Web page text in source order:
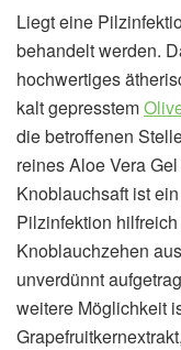
Liegt eine
behandelt werden.
hochwertiges
kalt gepresstem
die betroffenen
reines Aloe Vera
Knoblauchsaft ist
Pilzinfektion
Knoblauchzehen
unverdünnt
weitere Möglichkeit